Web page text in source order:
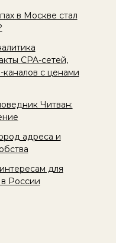
в Москве стал
CPA-сетей,
каналов с ценами
Читван:
адреса и
для
России